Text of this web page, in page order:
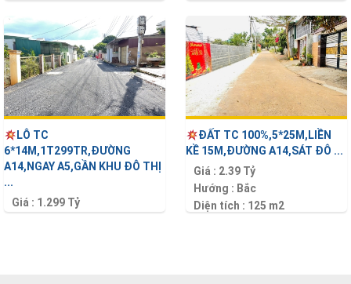
ĐẤT TC 100%,5*25M,LIỀN
KỀ 15M,ĐƯỜNG A14,SÁT ĐÔ ...
Giá : 2.39 Tỷ
Hướng : Bắc
Diện tích : 125 m2
LÔ TC
6*14M,1T299TR,ĐƯỜNG
A14,NGAY A5,GẦN KHU ĐÔ THỊ
...
Giá : 1.299 Tỷ